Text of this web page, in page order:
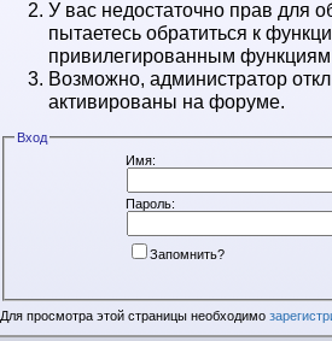
У вас недостаточно прав для
пытаетесь обратиться к
привилегированным
Возможно, администратор
активированы на форуме.
Вход
Имя:
Пароль:
Запомнить?
Для просмотра этой страницы необходимо